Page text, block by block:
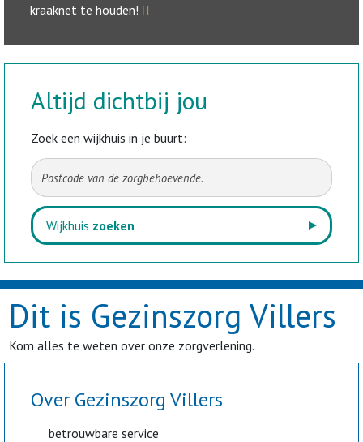
kraaknet te houden!
Altijd dichtbij jou
Zoek een wijkhuis in je buurt:
Wijkhuis zoeken
Dit is Gezinszorg Villers
Kom alles te weten over onze zorgverlening.
Over Gezinszorg Villers
betrouwbare service